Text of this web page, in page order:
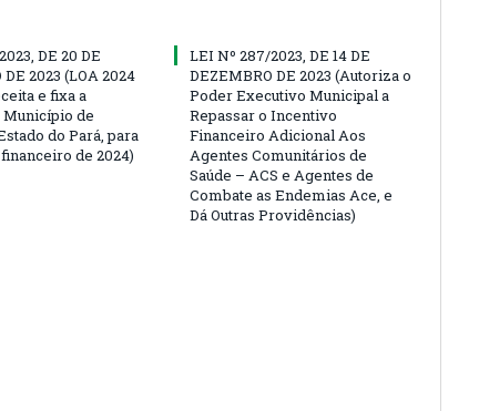
DE 20 DE
DE 2023 (LOA 2024
e fixa a
Município de
do Pará, para
de 2024)
LEI Nº 287/2023, DE 14 DE
DEZEMBRO DE 2023 (Autoriza o
Poder Executivo Municipal a
Repassar o Incentivo
Financeiro Adicional Aos
Agentes Comunitários de
Saúde – ACS e Agentes de
Combate as Endemias Ace, e
Dá Outras Providências)